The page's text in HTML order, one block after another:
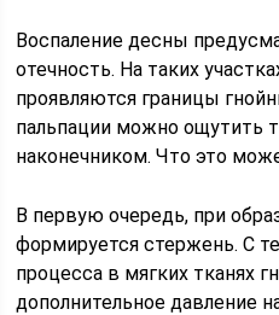
Воспаление десны
отечность. На таких
проявляются границы
пальпации можно ощутить
наконечником. Что это
В первую очередь, при
формируется стержень. С
процесса в мягких тканях
дополнительное давление